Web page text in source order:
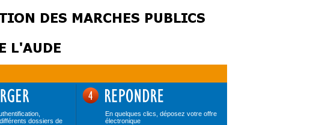
dossiers de
En quelques clics, déposez votre offre
électronique